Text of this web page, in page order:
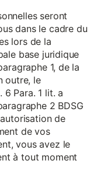
seront
dans le cadre du
lors de la
base juridique
1, de la
outre, le
Para. 1 lit. a
2 BDSG
de
de vos
vous avez le
à tout moment